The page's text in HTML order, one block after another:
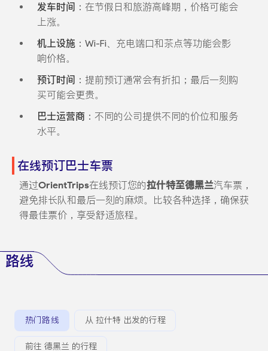
发车时间 ：在节假日和旅游高峰期，价格可能会
上涨。
机上设施：Wi-Fi、充电端口和茶点等功能会影
响价格。
预订时间 ：提前预订通常会有折扣；最后一刻购
买可能会更贵。
巴士运营商：不同的公司提供不同的价位和服务
水平。
在线预订巴士车票
通过OrientTrips在线预订您的拉什特至德黑兰汽车票，
避免排长队和最后一刻的麻烦。比较各种选择，确保获
得最佳票价，享受舒适旅程。
路线
热门路线 从 拉什特 出发的行程
前往 德黑兰 的行程